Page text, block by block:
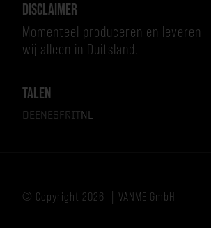
DISCLAIMER
Momenteel produceren en leveren
wij alleen in Duitsland.
TALEN
DEENESFRITNL
© Copyright 2026 VANME GmbH